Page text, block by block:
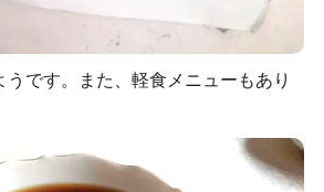
です。また、軽食メニューもあり